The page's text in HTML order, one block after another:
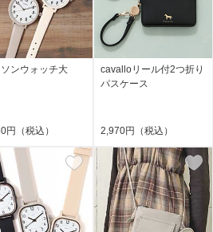
ンウォッチ大
円（税込）
cavalloリール付2つ折り
パスケース
2,970円（税込）